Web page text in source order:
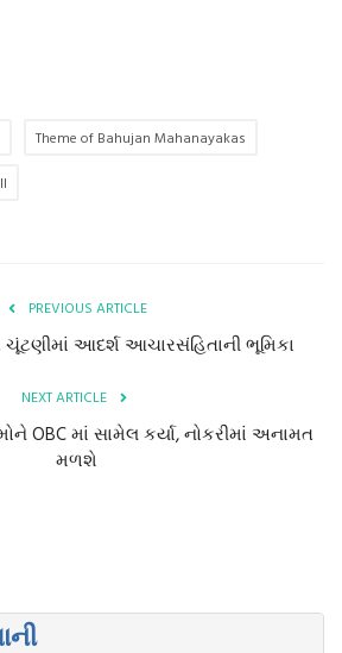
Theme of Bahujan Mahanayakas
PREVIOUS ARTICLE
આદર્શ આચારસંહિતાની ભૂમિકા
NEXT ARTICLE
OBC માં સામેલ કર્યા, નોકરીમાં અનામત
મળશે